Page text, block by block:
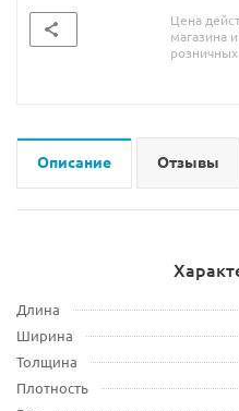
Цена
магазина
Описание Отзывы
Длина
Ширина
Толщина
Плотность